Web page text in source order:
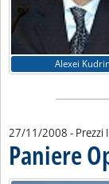
Alexei Kudrin
27/11/2008 - Prezzi
Paniere
. Pubblicata giovedì 27